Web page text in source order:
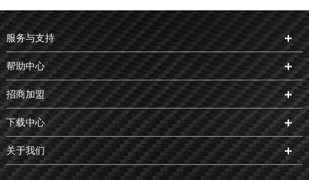
服务与支持
帮助中心
招商加盟
下载中心
关于我们